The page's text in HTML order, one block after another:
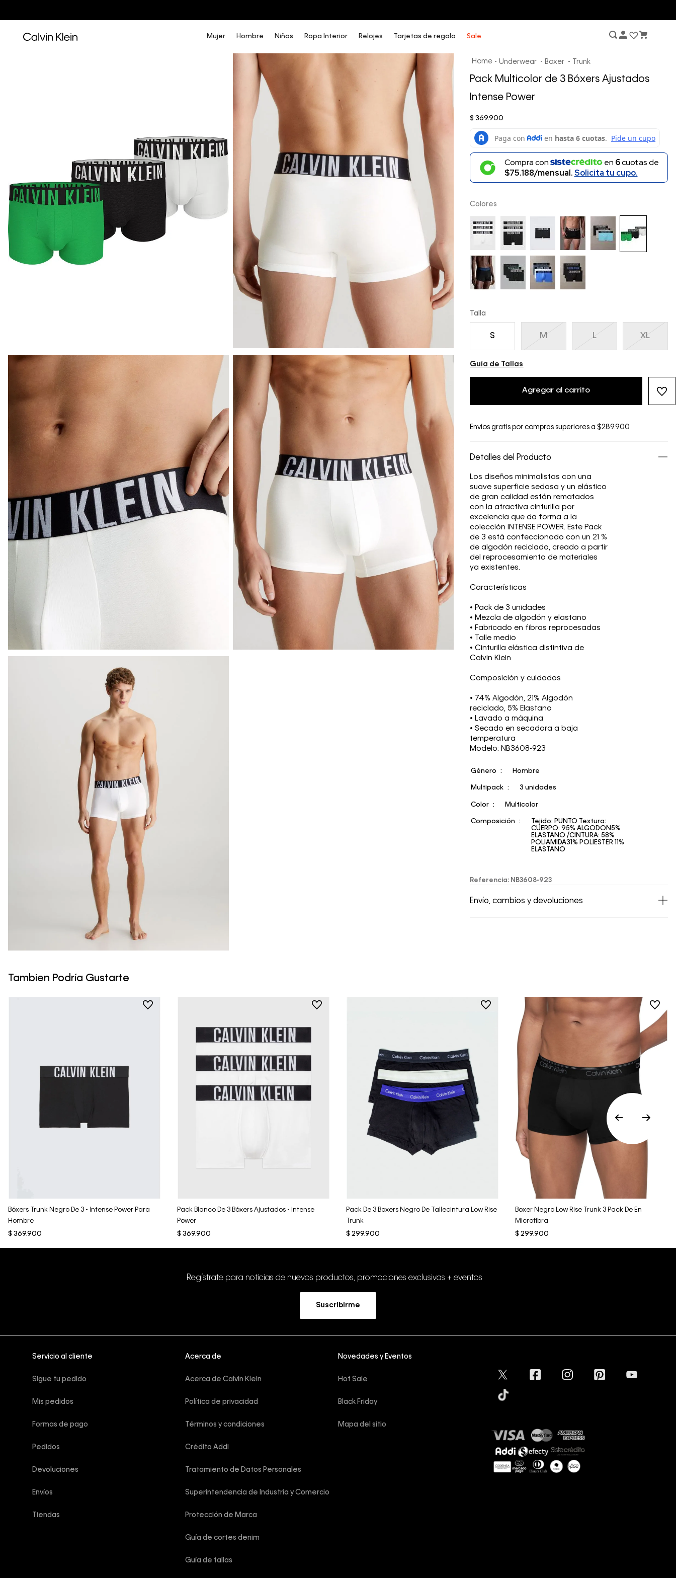
Mujer Hombre Niños Ropa Interior Relojes Tarjetas de regalo Sale
Underwear Boxer Trunk
Pack Multicolor de 3 Bóxers Ajustados
Intense Power
$ 369.900
Compra con en 6cuotas de
$75.188/mensual.Solicita tu cupo.
Colores
Talla
S M L XL
Guía de Tallas
Agregar al carrito
Envíos gratis por compras superiores a $289.900
Detalles del Producto
Los diseños minimalistas con una
suave superficie sedosa y un elástico
de gran calidad están rematados
con la atractiva cinturilla por
excelencia que da forma a la
colección INTENSE POWER. Este Pack
de 3 está confeccionado con un 21 %
de algodón reciclado, creado a partir
del reprocesamiento de materiales
ya existentes.
Características
• Pack de 3 unidades
• Mezcla de algodón y elastano
• Fabricado en fibras reprocesadas
• Talle medio
• Cinturilla elástica distintiva de
Calvin Klein
Composición y cuidados
• 74% Algodón, 21% Algodón
reciclado, 5% Elastano
• Lavado a máquina
• Secado en secadora a baja
temperatura
Modelo: NB3608-923
Género Hombre
Multipack 3 unidades
Color Multicolor
Composición
Tejido: PUNTO Textura:
CUERPO: 95% ALGODON5%
ELASTANO /CINTURA: 58%
POLIAMIDA31% POLIESTER 11%
ELASTANO
Referencia: NB3608-923
Envío, cambios y devoluciones
devoluciones en ropa interior y trajes de
Tambien Podría Gustarte
Bóxers Trunk Negro De 3 - Intense Power Para
Hombre
$ 369.900
Pack Blanco De 3 Bóxers Ajustados - Intense
Power
$ 369.900
Pack De 3 Boxers Negro De Tallecintura Low Rise
Trunk
$ 299.900
Vista Rápida
Boxer Negro Low Rise Trunk 3 Pack De En
Microfibra
$ 299.900
Regístrate para noticias de nuevos productos, promociones exclusivas + eventos
Suscribirme
Servicio al cliente
Sigue tu pedido
Mis pedidos
Formas de pago
Pedidos
Devoluciones
Envíos
Tiendas
Acerca de
Acerca de Calvin Klein
Política de privacidad
Términos y condiciones
Crédito Addi
Tratamiento de Datos Personales
Superintendencia de Industria y Comercio
Protección de Marca
Guía de cortes denim
Guía de tallas
Novedades y Eventos
Hot Sale
Black Friday
Mapa del sitio